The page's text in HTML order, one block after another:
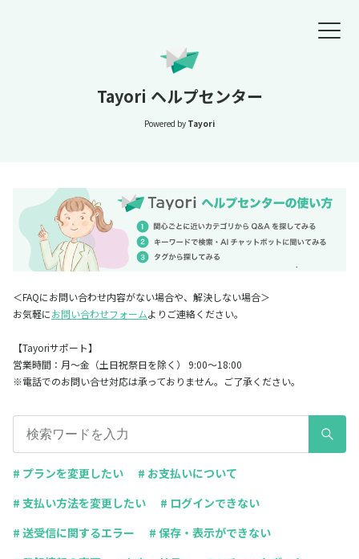
Tayori ヘルプセンター
Powered by Tayori
＜FAQにお問い合わせ内容がない場合や、解決しない場合＞
お気軽にお問い合わせフォームよりご連絡ください。
【Tayoriサポート】
営業時間：月～金（土日祝祭日を除く） 9:00～18:00
※電話でのお問い合せ対応は承っておりません。ご了承ください。
# プランを変更したい
# お支払いについて
# 支払い方法を変更したい
# ログインできない
# 送受信に関するエラー
# 保存・表示ができない